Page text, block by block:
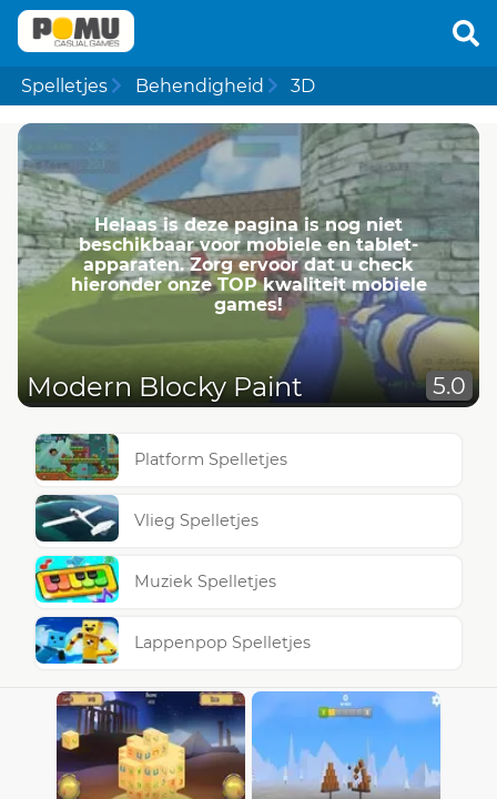
Spelletjes Behendigheid 3D
Helaas is deze pagina is nog niet
beschikbaar voor mobiele en tablet-
apparaten. Zorg ervoor dat u check
hieronder onze TOP kwaliteit mobiele
games!
Modern Blocky Paint 5.0
Platform Spelletjes
Vlieg Spelletjes
Muziek Spelletjes
Lappenpop Spelletjes